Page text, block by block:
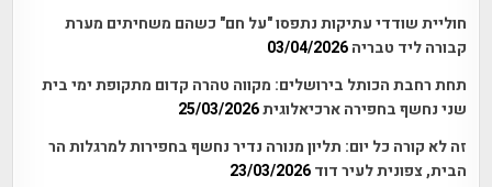
חוליית שודדי עתיקות נתפסו "על חם" כשהם משחיתים מערת
קבורה ליד טבריה 03/04/2026
תחת רחבת הכותל בירושלים: מקווה טהרה קדום מתקופת ימי בית
שני נחשף בחפירה ארכיאלוגית25/03/2026
זה לא קורה כל יום: תליון מנורה נדיר נחשף בחפירות למרגלות הר
הבית, צפונית לעיר דוד 23/03/2026